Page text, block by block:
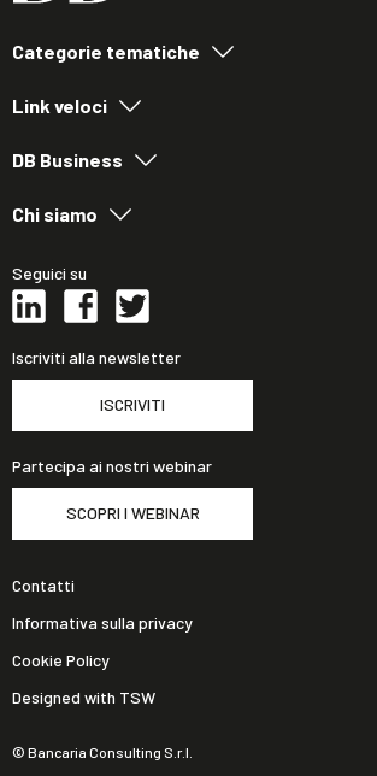
Categorie tematiche
Link veloci
DB Business
Chi siamo
Seguici su
Iscriviti alla newsletter
ISCRIVITI
Partecipa ai nostri webinar
SCOPRI I WEBINAR
© Bancaria Consulting S.r.l.
Contatti
Informativa sulla privacy
Cookie Policy
Designed with TSW